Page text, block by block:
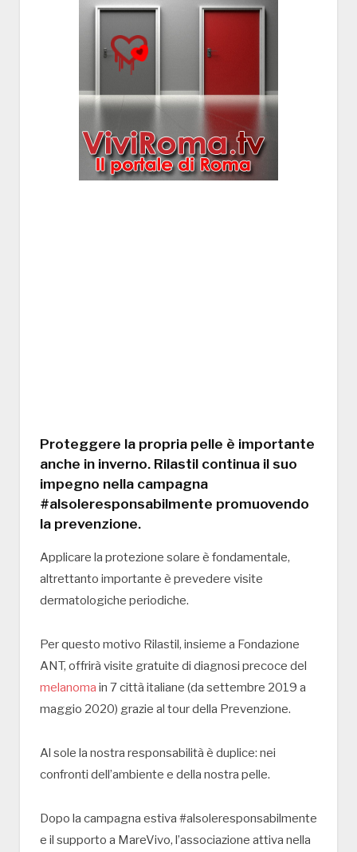
Proteggere la propria pelle è importante
anche in inverno. Rilastil continua il suo
impegno nella campagna
#alsoleresponsabilmente promuovendo
la prevenzione.
Applicare la protezione solare è fondamentale,
altrettanto importante è prevedere visite
dermatologiche periodiche.
Per questo motivo Rilastil, insieme a Fondazione
ANT, offrirà visite gratuite di diagnosi precoce del
melanoma in 7 città italiane (da settembre 2019 a
maggio 2020) grazie al tour della Prevenzione.
Al sole la nostra responsabilità è duplice: nei
confronti dell’ambiente e della nostra pelle.
Dopo la campagna estiva #alsoleresponsabilmente
e il supporto a MareVivo, l’associazione attiva nella